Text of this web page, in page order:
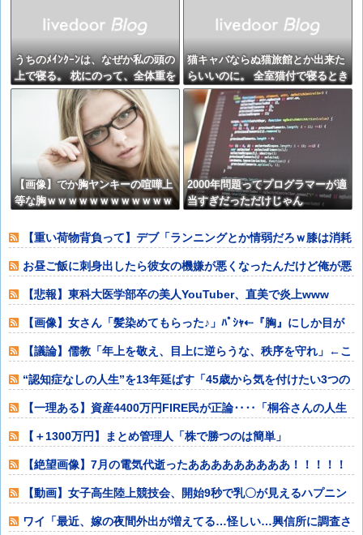
うちのﾒｲﾝｸｰﾝは、なぜか私の頭の
上で寝る。 枕にのって、全体重を
私の頭に預け、爆睡。【再】
猫キャバならぬ猫旅館とか出来た
らいいのに。 全室猫付で寝るとき
はもれなく添い寝してくれるの。
【再】
【画像】でか胸ヤンキーの喧嘩上
等な胸ｗｗｗｗｗｗｗｗｗｗｗｗ
2000年問題ってプログラマーが適
当すぎだっただけじゃん
【重い荷物背負って】デブ「ランニングとか情弱だろｗ膝は消耗
品だぞ？（ﾆﾁ
お昼ご飯に刺身出したら彼女の機嫌が悪くなったんだけど俺が悪
いのだろうか
【悲報】東科大医学部卒の美人YouTuber、直美で炎上www
【画像】女さん「髪染めてもらった♪」ﾊﾟｼｬ⇠『胸』にしか目が
いかないw
【議論】儒教「年上を敬え、目上に逆らうな、秩序を守れ」←こ
れが東アジアに
“認知症なしの人生”を13年延ばす「45歳から気を付けたい3つの
こと」
【一理ある】資産4400万円FIRE民が正論‥‥「桐谷さんの人生
後悔して
【＋1300万円】まとめ管理人「株で勝つのは簡単」
【絶望画像】7月の電気代逝ったあああああああああ！！！！！
【動画】女子高生陸上競技会、開始9秒で乳〇が見えるハプニン
グ⇒！！！！
ワイ「最近、嫁の夜間外出が増えてる…怪しい…興信所に調査さ